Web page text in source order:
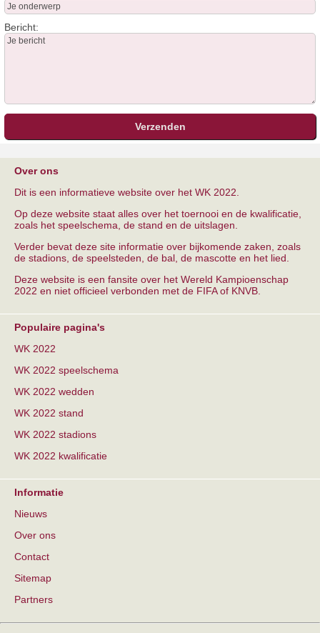
Bericht:
Over ons
Dit is een informatieve website over het WK 2022.
Op deze website staat alles over het toernooi en de kwalificatie,
zoals het speelschema, de stand en de uitslagen.
Verder bevat deze site informatie over bijkomende zaken, zoals
de stadions, de speelsteden, de bal, de mascotte en het lied.
Deze website is een fansite over het Wereld Kampioenschap
2022 en niet officieel verbonden met de FIFA of KNVB.
Populaire pagina's
WK 2022
WK 2022 speelschema
WK 2022 wedden
WK 2022 stand
WK 2022 stadions
WK 2022 kwalificatie
Informatie
Nieuws
Over ons
Contact
Sitemap
Partners